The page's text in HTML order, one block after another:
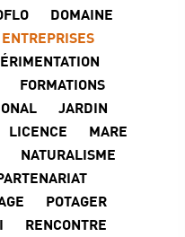
DOMAINE
ENTREPRISES
FORMATIONS
JARDIN
LICENCE
MARE
NATURALISME
POTAGER
RENCONTRE